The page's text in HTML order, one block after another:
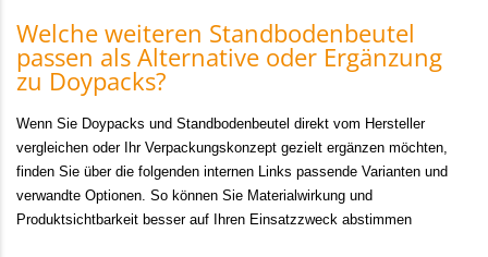
Welche weiteren Standbodenbeutel
passen als Alternative oder Ergänzung
zu Doypacks?
Wenn Sie Doypacks und Standbodenbeutel direkt vom Hersteller
vergleichen oder Ihr Verpackungskonzept gezielt ergänzen möchten,
finden Sie über die folgenden internen Links passende Varianten und
verwandte Optionen. So können Sie Materialwirkung und
Produktsichtbarkeit besser auf Ihren Einsatzzweck abstimmen